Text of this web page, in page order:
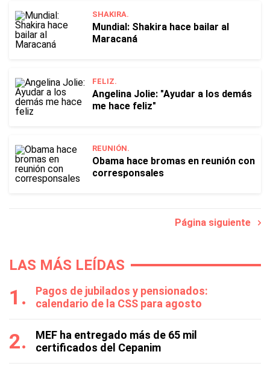
SHAKIRA.
Mundial: Shakira hace bailar al
Maracaná
FELIZ.
Angelina Jolie: "Ayudar a los demás
me hace feliz"
REUNIÓN.
Obama hace bromas en reunión con
corresponsales
Página siguiente
LAS MÁS LEÍDAS
Pagos de jubilados y pensionados:
calendario de la CSS para agosto
MEF ha entregado más de 65 mil
certificados del Cepanim